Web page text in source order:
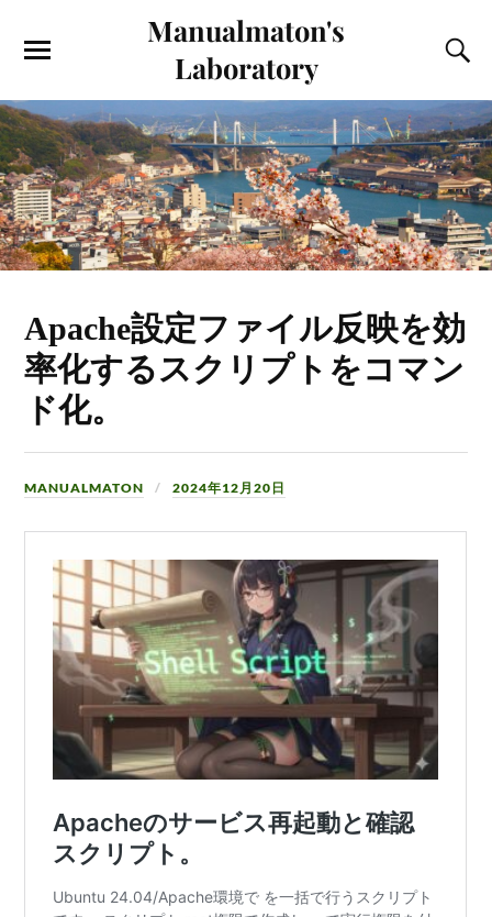
Manualmaton's
Laboratory
Apache設定ファイル反映を効
率化するスクリプトをコマン
ド化。
MANUALMATON 2024年12月20日